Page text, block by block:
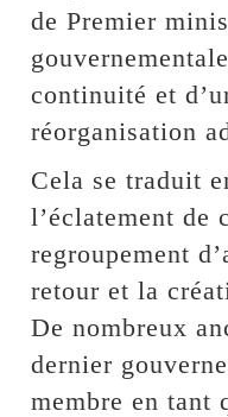
de Premier
continuité et
réorganisation
Cela se traduit
l’éclatement de
regroupement
retour et la
De nombreux
dernier
membre en tant